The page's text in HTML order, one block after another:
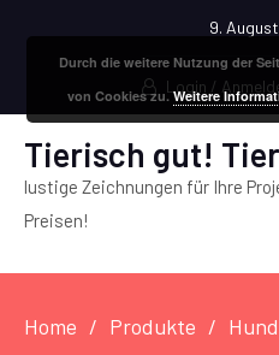
9.
Login /
Tierisch gut!
lustige Zeichnungen für Ihre
Preisen!
Home Produkte
Durch die weitere Nutzung der
von Cookies zu.Weitere